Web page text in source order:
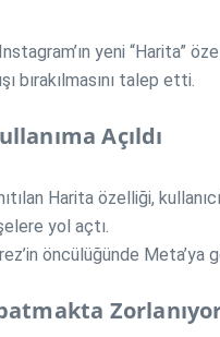
yeni “Harita”
bırakılmasını talep etti.
Açıldı
Harita özelliği,
yol açtı.
öncülüğünde Meta’ya